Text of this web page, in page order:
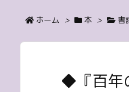
ホーム > 本 > 書
◆『百年